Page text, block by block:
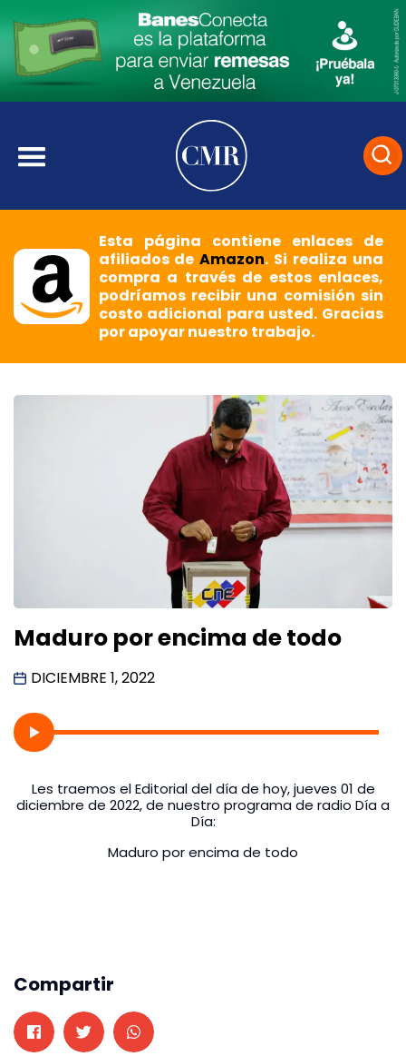
Esta página contiene enlaces de
afiliados deAmazon. Si realiza una
compra a través de estos enlaces,
podríamos recibir una comisión sin
costo adicional para usted. Gracias
por apoyar nuestro trabajo.
Maduro por encima de todo
DICIEMBRE 1, 2022
Les traemos el Editorial del día de hoy, jueves 01 de
diciembre de 2022, de nuestro programa de radio Día a
Día:
Maduro por encima de todo
Compartir